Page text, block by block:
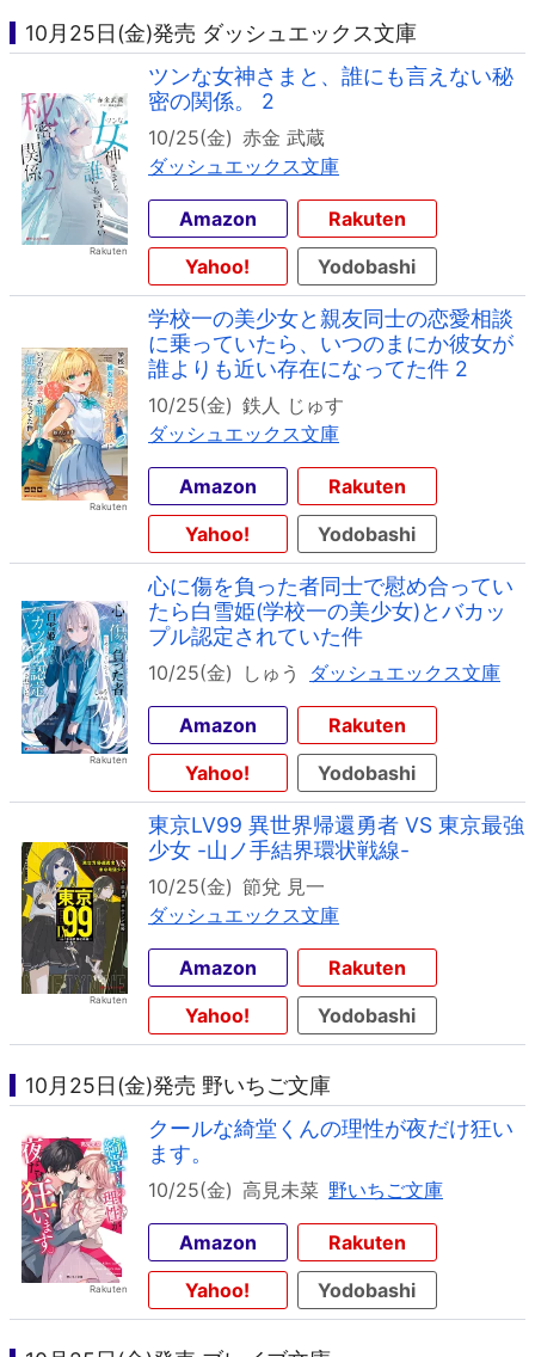
10月25日(金)発売 ダッシュエックス文庫
ツンな女神さまと、誰にも言えない秘
密の関係。 2
10/25(金) 赤金 武蔵
ダッシュエックス文庫
Amazon
Rakuten
Yahoo!
Yodobashi
学校一の美少女と親友同士の恋愛相談
に乗っていたら、いつのまにか彼女が
誰よりも近い存在になってた件 2
10/25(金) 鉄人 じゅす
ダッシュエックス文庫
Amazon
Rakuten
Yahoo!
Yodobashi
心に傷を負った者同士で慰め合ってい
たら白雪姫(学校一の美少女)とバカッ
プル認定されていた件
10/25(金) しゅう ダッシュエックス文庫
Amazon
Rakuten
Yahoo!
Yodobashi
東京LV99 異世界帰還勇者 VS 東京最強
少女 -山ノ手結界環状戦線-
10/25(金) 節兌 見一
ダッシュエックス文庫
Amazon
Rakuten
Yahoo!
Yodobashi
10月25日(金)発売 野いちご文庫
クールな綺堂くんの理性が夜だけ狂い
ます。
10/25(金) 高見未菜 野いちご文庫
Amazon
Rakuten
Yahoo!
Yodobashi